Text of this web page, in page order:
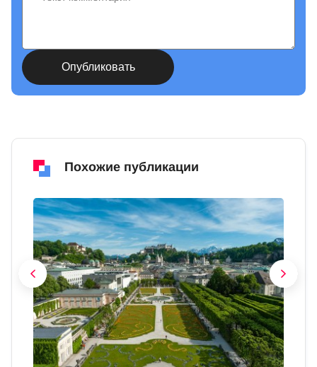
Похожие публикации